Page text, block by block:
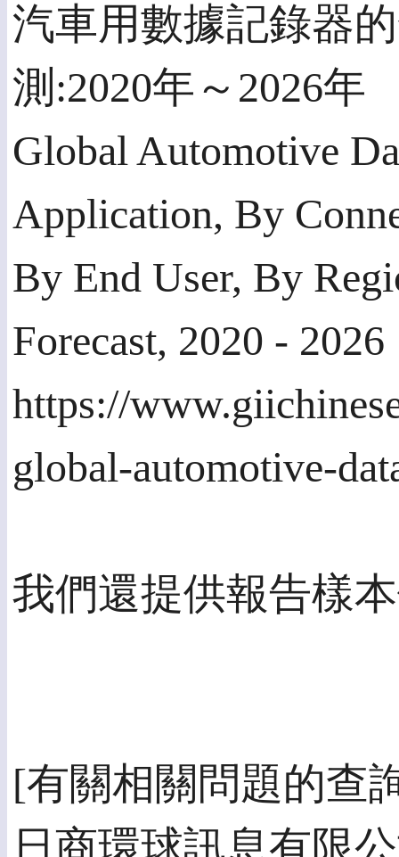
汽車用數據記錄器
測:2020年～2026年
Global Automotive
Application, By
By End User, By
Forecast, 2020 - 2026
https://
global-automotive-
我們還提供報告樣
[有關相關問題的查
日商環球訊息有限